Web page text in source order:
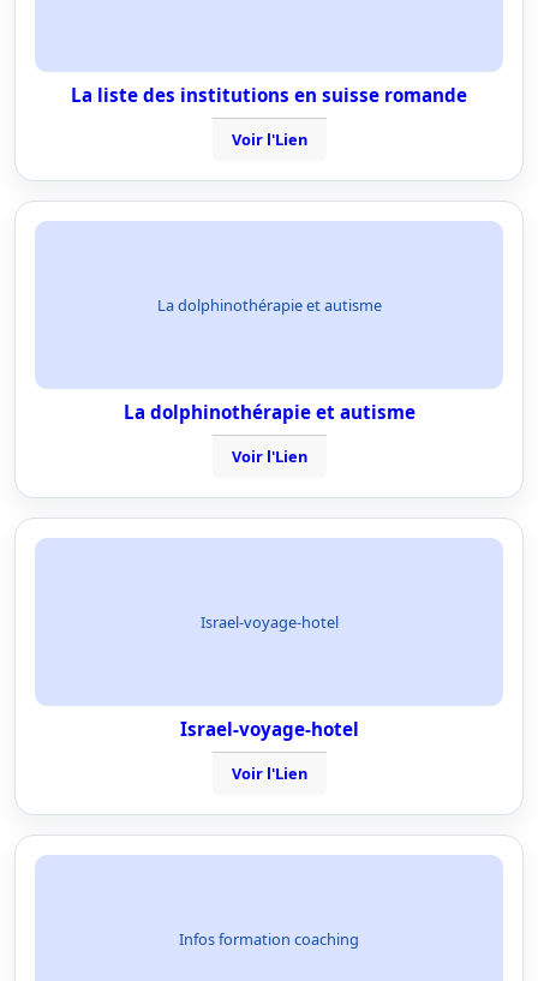
La liste des institutions en suisse romande
Voir l'Lien
La dolphinothérapie et autisme
La dolphinothérapie et autisme
Voir l'Lien
Israel-voyage-hotel
Israel-voyage-hotel
Voir l'Lien
Infos formation coaching